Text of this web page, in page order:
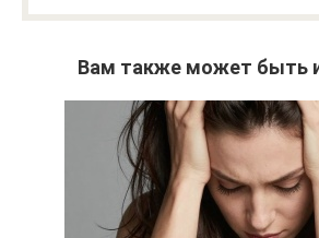
Вам также может быть